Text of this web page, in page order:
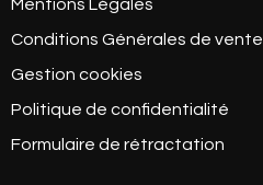
Mentions Légales
Conditions Générales de vente
Gestion cookies
Politique de confidentialité
Formulaire de rétractation